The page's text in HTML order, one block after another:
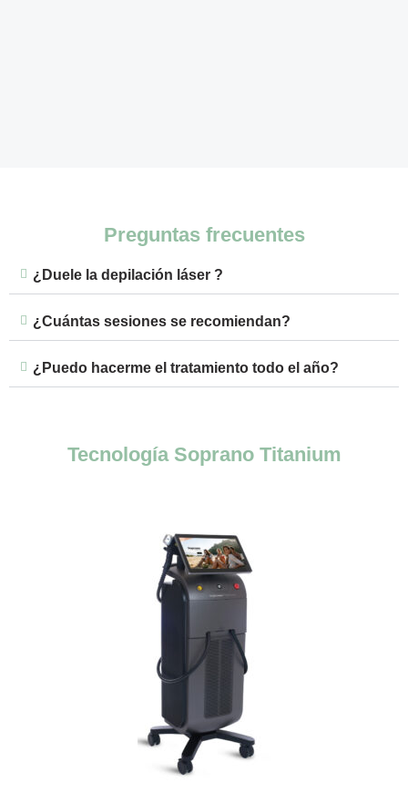
Preguntas frecuentes
¿Duele la depilación láser ?
¿Cuántas sesiones se recomiendan?
¿Puedo hacerme el tratamiento todo el año?
Tecnología Soprano Titanium​